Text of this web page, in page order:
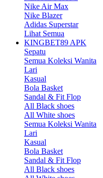
Nike Air Max
Nike Blazer
Adidas Superstar
Lihat Semua
KINGBET89 APK
Sepatu
Semua Koleksi Wanita
Lari
Kasual
Bola Basket
Sandal & Fit Flop
All Black shoes
All White shoes
Semua Koleksi Wanita
Lari
Kasual
Bola Basket
Sandal & Fit Flop
All Black shoes